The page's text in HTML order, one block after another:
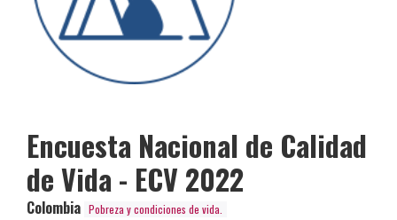
Encuesta Nacional de Calidad
de Vida - ECV 2022
Colombia Pobreza y condiciones de vida.